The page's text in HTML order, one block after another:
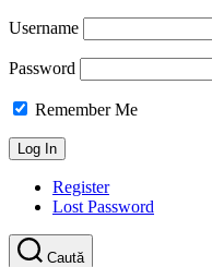
Username
Password
Remember Me
Register
Lost Password
Caută